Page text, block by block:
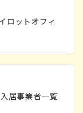
ロットオフィ
居事業者一覧